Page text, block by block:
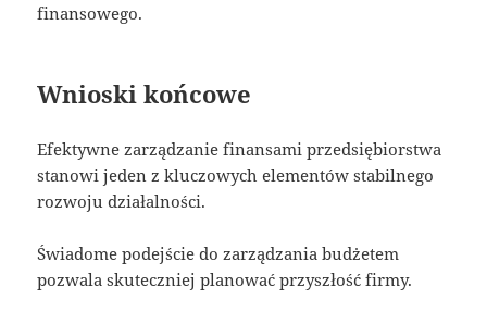
finansowego.
Wnioski końcowe
Efektywne zarządzanie finansami przedsiębiorstwa
stanowi jeden z kluczowych elementów stabilnego
rozwoju działalności.
Świadome podejście do zarządzania budżetem
pozwala skuteczniej planować przyszłość firmy.